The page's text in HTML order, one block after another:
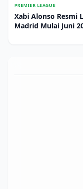
PREMIER LEAGUE
Xabi Alonso Resmi
Madrid Mulai Juni